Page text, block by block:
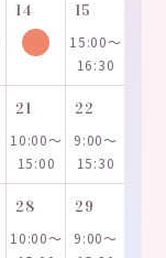
14
15
15:00～
16:30
21
10:00～
15:00
22
9:00～
15:30
28
10:00～
29
9:00～